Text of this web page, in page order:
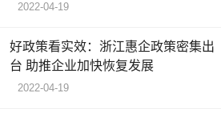
2022-04-19
好政策看实效：浙江惠企政策密集出
台 助推企业加快恢复发展
2022-04-19